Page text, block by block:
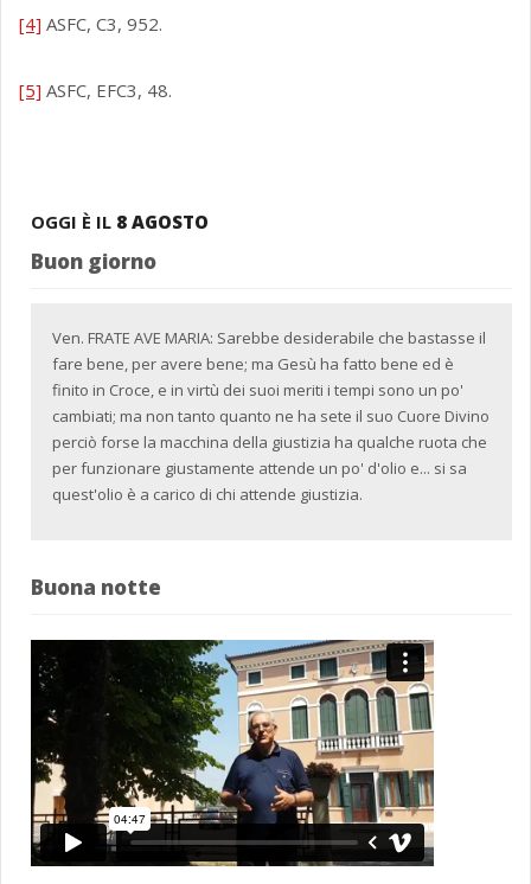
[4] ASFC, C3, 952.
[5] ASFC, EFC3, 48.
OGGI È IL 8 AGOSTO
Buon giorno
Ven. FRATE AVE MARIA: Sarebbe desiderabile che bastasse il
fare bene, per avere bene; ma Gesù ha fatto bene ed è
finito in Croce, e in virtù dei suoi meriti i tempi sono un po'
cambiati; ma non tanto quanto ne ha sete il suo Cuore Divino
perciò forse la macchina della giustizia ha qualche ruota che
per funzionare giustamente attende un po' d'olio e... si sa
quest'olio è a carico di chi attende giustizia.
Buona notte